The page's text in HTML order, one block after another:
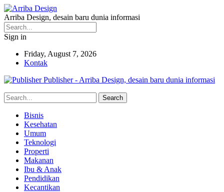
Arriba Design, desain baru dunia informasi
Sign in
Friday, August 7, 2026
Kontak
Publisher - Arriba Design, desain baru dunia informasi
Bisnis
Kesehatan
Umum
Teknologi
Properti
Makanan
Ibu & Anak
Pendidikan
Kecantikan